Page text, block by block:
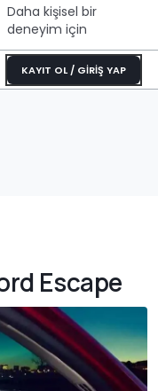
Daha kişisel bir
deneyim için
KAYIT OL / GİRİŞ YAP
Escape